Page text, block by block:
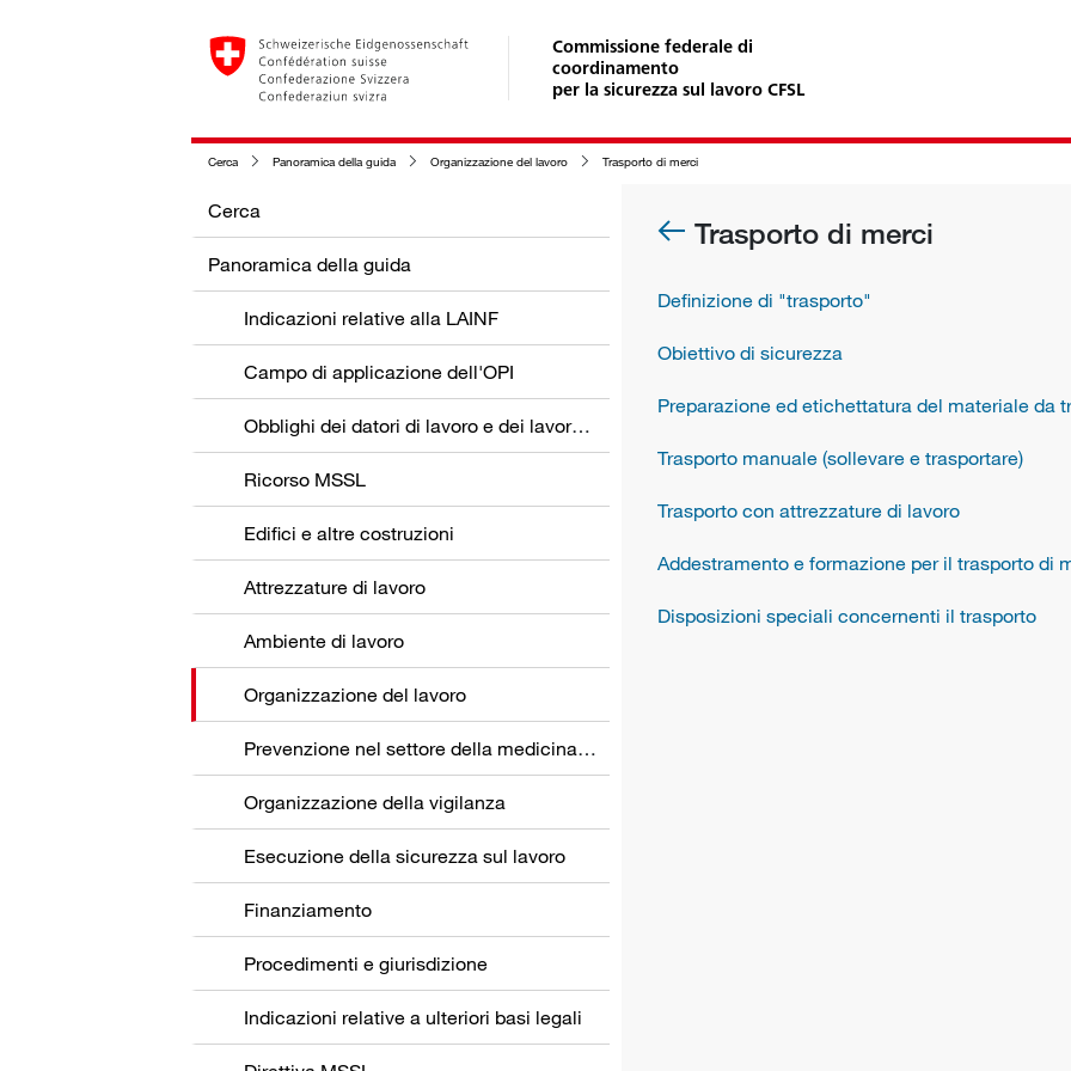
Commissione federale di
coordinamento
per la sicurezza sul lavoro CFSL
Cerca Panoramica della guida Organizzazione del lavoro Trasporto di merci
Cerca
Panoramica della guida
Indicazioni relative alla LAINF
Campo di applicazione dell'OPI
Obblighi dei datori di lavoro e dei lavoratori
Ricorso MSSL
Edifici e altre costruzioni
Attrezzature di lavoro
Ambiente di lavoro
Organizzazione del lavoro
Prevenzione nel settore della medicina del lavoro
Organizzazione della vigilanza
Esecuzione della sicurezza sul lavoro
Finanziamento
Procedimenti e giurisdizione
Indicazioni relative a ulteriori basi legali
Trasporto di merci
Definizione di "trasporto"
Obiettivo di sicurezza
Preparazione ed etichettatura del materiale da
Trasporto manuale (sollevare e trasportare)
Trasporto con attrezzature di lavoro
Addestramento e formazione per il trasporto di
Disposizioni speciali concernenti il trasporto